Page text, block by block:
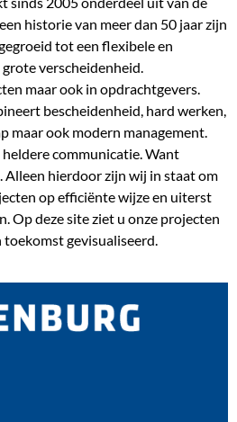
historie van meer dan 50 jaar zijn
tot een flexibele en
verscheidenheid.
maar ook in opdrachtgevers.
bescheidenheid, hard werken,
maar ook modern management.
communicatie. Want
Alleen hierdoor zijn wij in staat om
op efficiënte wijze en uiterst
Op deze site ziet u onze projecten
gevisualiseerd.